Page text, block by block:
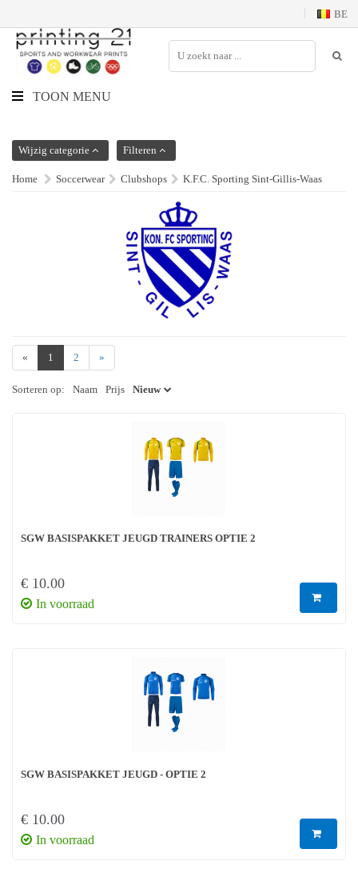
BE
TOON MENU
Wijzig categorie Filteren
Home Soccerwear Clubshops K.F.C. Sporting Sint-Gillis-Waas
« 1 2 »
Sorteren op: Naam Prijs Nieuw
SGW BASISPAKKET JEUGD TRAINERS OPTIE 2
€ 10.00
In voorraad
SGW BASISPAKKET JEUGD - OPTIE 2
€ 10.00
In voorraad